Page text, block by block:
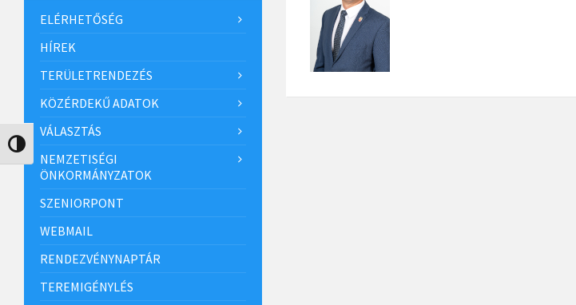
Nagy kontraszt váltása
ELÉRHETŐSÉG
HÍREK
TERÜLETRENDEZÉS
KÖZÉRDEKŰ ADATOK
VÁLASZTÁS
NEMZETISÉGI
ÖNKORMÁNYZATOK
SZENIORPONT
WEBMAIL
RENDEZVÉNYNAPTÁR
TEREMIGÉNYLÉS